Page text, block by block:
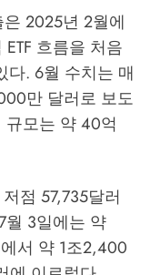
2025년 2월에
흐름을 처음
다. 6월 수치는 매
만 달러로 보도
규모는 약 40억
점 57,735달러
3일에는 약
서 약 1조2,400